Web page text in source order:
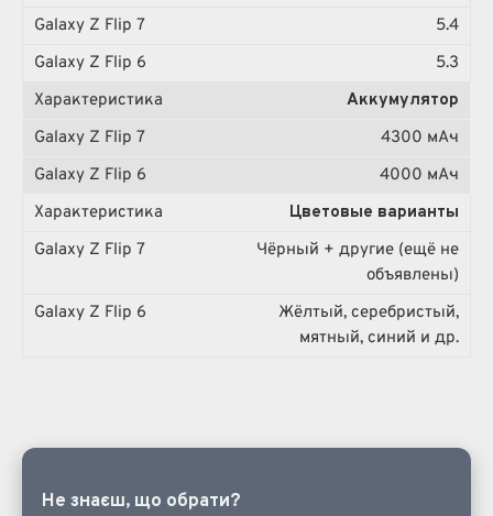
5.4
5.3
Аккумулятор
4300 мА·ч
4000 мА·ч
Цветовые варианты
Чёрный + другие (ещё не
объявлены)
Жёлтый, серебристый,
мятный, синий и др.
Не знаєш, що обрати?